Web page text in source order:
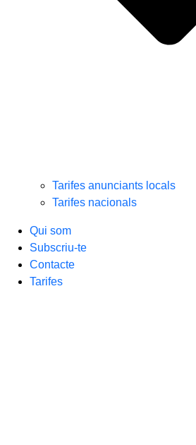
Tarifes anunciants locals
Tarifes nacionals
Qui som
Subscriu-te
Contacte
Tarifes